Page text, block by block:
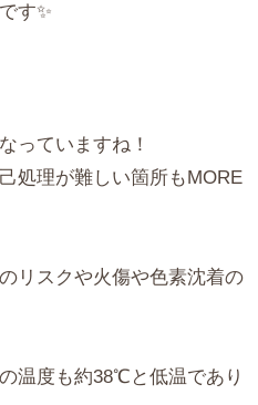
す✨
っていますね！
処理が難しい箇所もMORE
リスクや火傷や色素沈着の
温度も約38℃と低温であり